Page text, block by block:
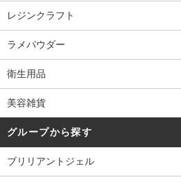
レジンクラフト
ラメパウダー
衛生用品
美容雑貨
グループから探す
ブリリアントジェル